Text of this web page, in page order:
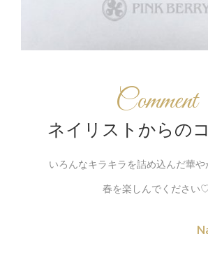
Comment
ネイリストからの
いろんなキラキラを詰め込んだ華
春を楽しんでください